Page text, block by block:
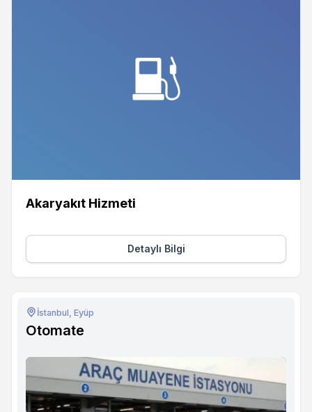
Akaryakıt Hizmeti
Detaylı Bilgi
İstanbul, Eyüp
Otomate